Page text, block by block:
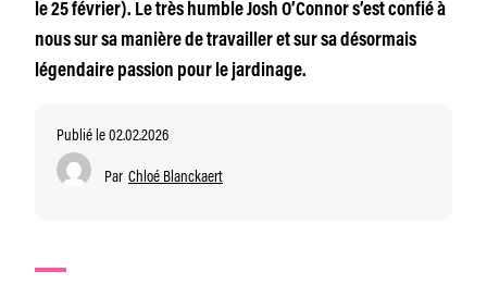
le 25 février). Le très humble Josh O’Connor s’est confié à
nous sur sa manière de travailler et sur sa désormais
légendaire passion pour le jardinage.
Publié le 02.02.2026
Par Chloé Blanckaert